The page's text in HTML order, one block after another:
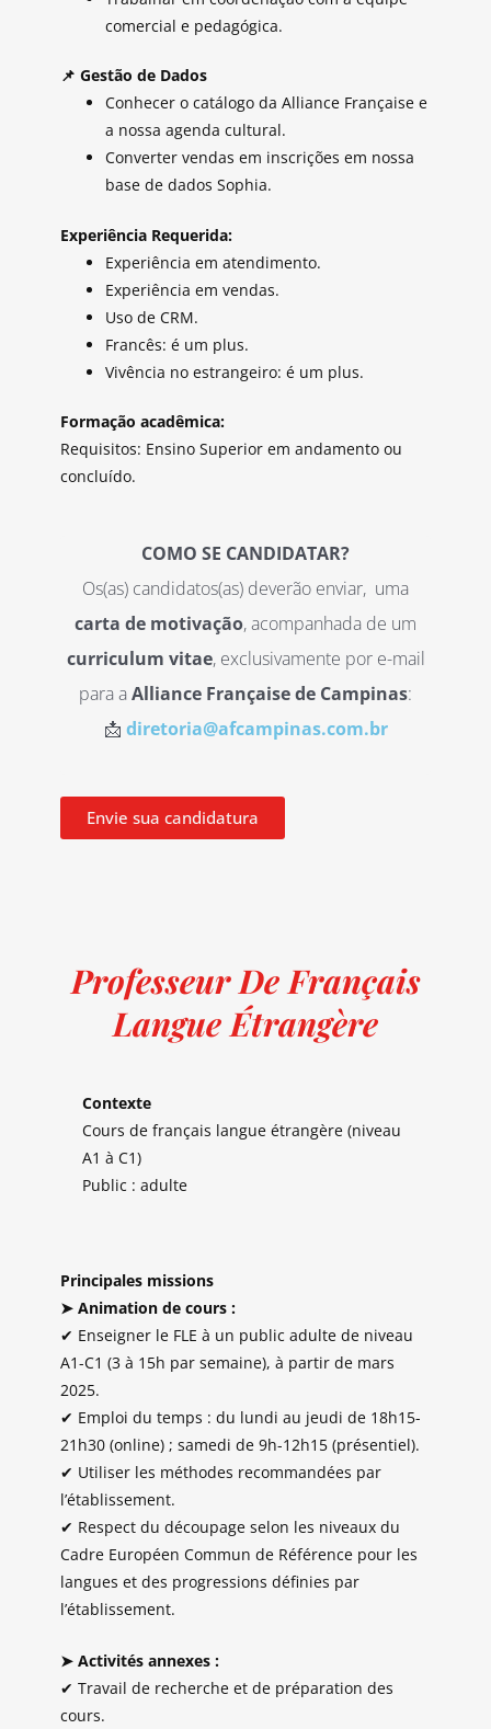
comercial e pedagógica.
📌 Gestão de Dados
Conhecer o catálogo da Alliance Française e
a nossa agenda cultural.
Converter vendas em inscrições em nossa
base de dados Sophia.
Experiência Requerida:
Experiência em atendimento.
Experiência em vendas.
Uso de CRM.
Francês: é um plus.
Vivência no estrangeiro: é um plus.
Formação acadêmica:
Requisitos: Ensino Superior em andamento ou
concluído.
COMO SE CANDIDATAR?
Os(as) candidatos(as) deverão enviar, uma
carta de motivação, acompanhada de um
curriculum vitae, exclusivamente por e-mail
para aAlliance Française de Campinas:
📩 diretoria@afcampinas.com.br
Envie sua candidatura
Professeur De Français
Langue Étrangère
Contexte
Cours de français langue étrangère (niveau
A1 à C1)
Public : adulte
Principales missions
➤ Animation de cours :
✔ Enseigner le FLE à un public adulte de niveau
A1-C1 (3 à 15h par semaine), à partir de mars
2025.
✔ Emploi du temps : du lundi au jeudi de 18h15-
21h30 (online) ; samedi de 9h-12h15 (présentiel).
✔ Utiliser les méthodes recommandées par
l’établissement.
✔ Respect du découpage selon les niveaux du
Cadre Européen Commun de Référence pour les
langues et des progressions définies par
l’établissement.
➤ Activités annexes :
✔ Travail de recherche et de préparation des
cours.